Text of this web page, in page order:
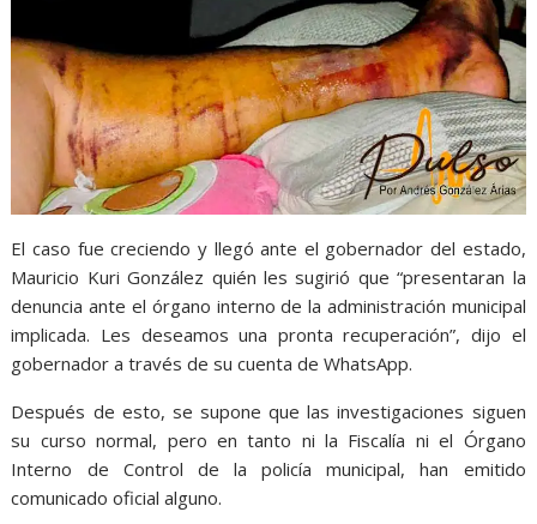
El caso fue creciendo y llegó ante el gobernador del estado,
Mauricio Kuri González quién les sugirió que “presentaran la
denuncia ante el órgano interno de la administración municipal
implicada. Les deseamos una pronta recuperación”, dijo el
gobernador a través de su cuenta de WhatsApp.
Después de esto, se supone que las investigaciones siguen
su curso normal, pero en tanto ni la Fiscalía ni el Órgano
Interno de Control de la policía municipal, han emitido
comunicado oficial alguno.